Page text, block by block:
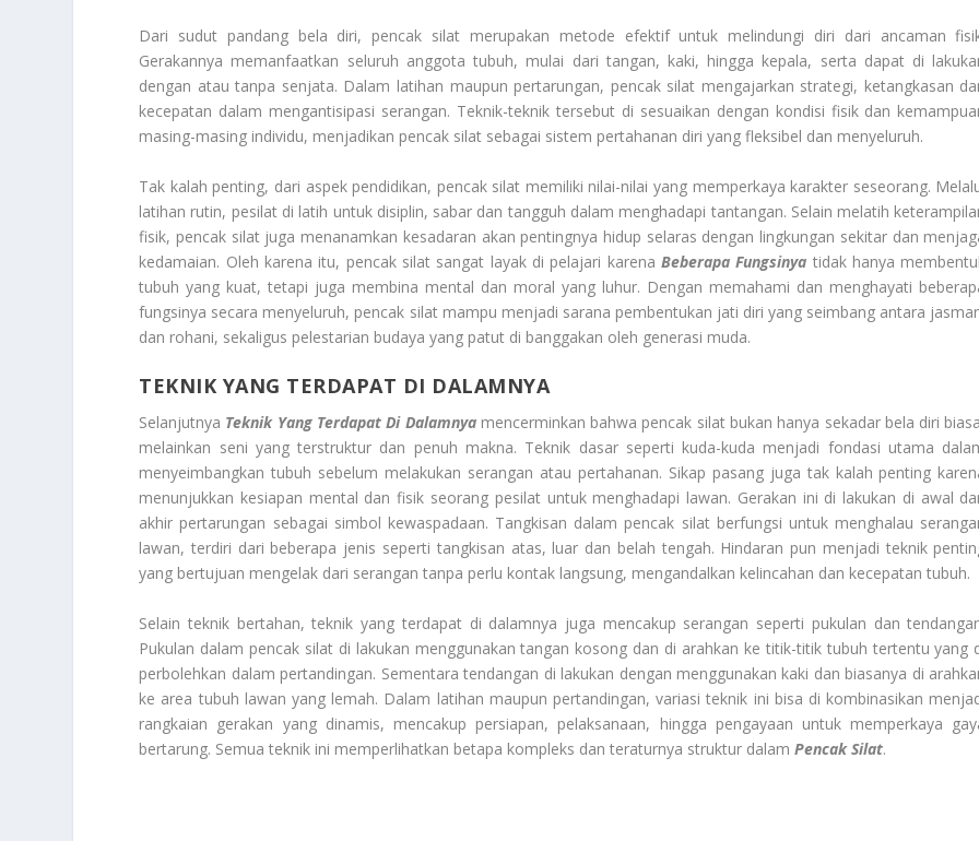
Dari sudut pandang bela diri, pencak silat merupakan metode efektif untuk melindungi diri dari ancaman
Gerakannya memanfaatkan seluruh anggota tubuh, mulai dari tangan, kaki, hingga kepala, serta dapat di
dengan atau tanpa senjata. Dalam latihan maupun pertarungan, pencak silat mengajarkan strategi, ketangkasan
kecepatan dalam mengantisipasi serangan. Teknik-teknik tersebut di sesuaikan dengan kondisi fisik dan
masing-masing individu, menjadikan pencak silat sebagai sistem pertahanan diri yang fleksibel dan menyeluruh.
Tak kalah penting, dari aspek pendidikan, pencak silat memiliki nilai-nilai yang memperkaya karakter seseorang.
latihan rutin, pesilat di latih untuk disiplin, sabar dan tangguh dalam menghadapi tantangan. Selain melatih
fisik, pencak silat juga menanamkan kesadaran akan pentingnya hidup selaras dengan lingkungan sekitar dan
kedamaian. Oleh karena itu, pencak silat sangat layak di pelajari karenaBeberapa Fungsinya tidak hanya
tubuh yang kuat, tetapi juga membina mental dan moral yang luhur. Dengan memahami dan menghayati
fungsinya secara menyeluruh, pencak silat mampu menjadi sarana pembentukan jati diri yang seimbang antara
dan rohani, sekaligus pelestarian budaya yang patut di banggakan oleh generasi muda.
TEKNIK YANG TERDAPAT DI DALAMNYA
Selanjutnya Teknik Yang Terdapat Di Dalamnyamencerminkan bahwa pencak silat bukan hanya sekadar bela diri
melainkan seni yang terstruktur dan penuh makna. Teknik dasar seperti kuda-kuda menjadi fondasi utama
menyeimbangkan tubuh sebelum melakukan serangan atau pertahanan. Sikap pasang juga tak kalah penting
menunjukkan kesiapan mental dan fisik seorang pesilat untuk menghadapi lawan. Gerakan ini di lakukan di awal
akhir pertarungan sebagai simbol kewaspadaan. Tangkisan dalam pencak silat berfungsi untuk menghalau
lawan, terdiri dari beberapa jenis seperti tangkisan atas, luar dan belah tengah. Hindaran pun menjadi teknik
yang bertujuan mengelak dari serangan tanpa perlu kontak langsung, mengandalkan kelincahan dan kecepatan tubuh.
Selain teknik bertahan, teknik yang terdapat di dalamnya juga mencakup serangan seperti pukulan dan
Pukulan dalam pencak silat di lakukan menggunakan tangan kosong dan di arahkan ke titik-titik tubuh tertentu yang
perbolehkan dalam pertandingan. Sementara tendangan di lakukan dengan menggunakan kaki dan biasanya di
ke area tubuh lawan yang lemah. Dalam latihan maupun pertandingan, variasi teknik ini bisa di kombinasikan
rangkaian gerakan yang dinamis, mencakup persiapan, pelaksanaan, hingga pengayaan untuk memperkaya
bertarung. Semua teknik ini memperlihatkan betapa kompleks dan teraturnya struktur dalamPencak Silat.